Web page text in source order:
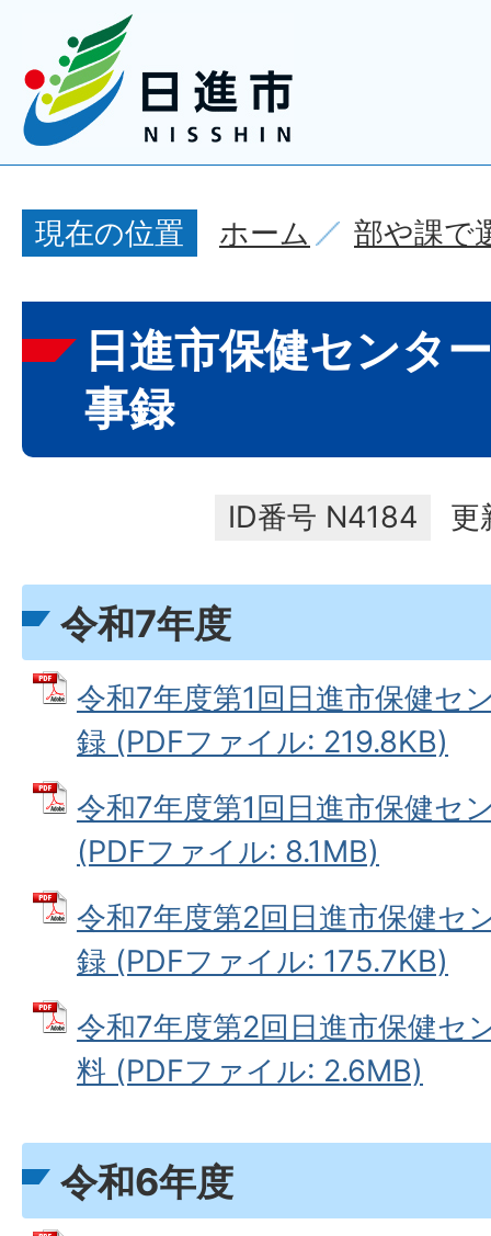
現在の位置 ホーム 部や課で
日進市保健センタ
事録
ID番号 N4184 更
令和7年度
令和7年度第1回日進市保健セ
録 (PDFファイル: 219.8KB)
令和7年度第1回日進市保健セ
(PDFファイル: 8.1MB)
令和7年度第2回日進市保健セ
録 (PDFファイル: 175.7KB)
令和7年度第2回日進市保健セ
料 (PDFファイル: 2.6MB)
令和6年度